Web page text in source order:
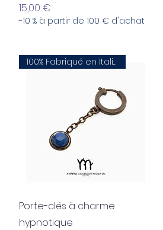
Prix
15,00 €
-10 % à partir de 100 € d'achat
Aperçu rapide
100% Fabriqué en Italie
Porte-clés à charme
hypnotique